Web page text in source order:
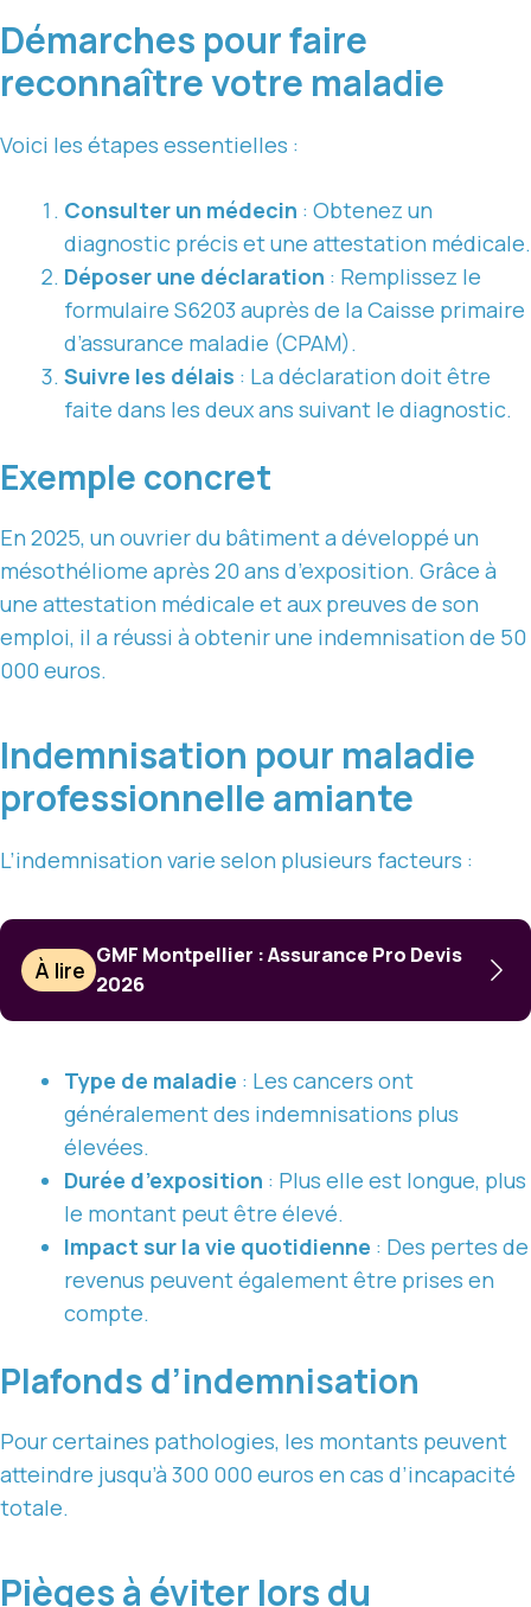
Démarches pour faire
reconnaître votre maladie
Voici les étapes essentielles :
Consulter un médecin : Obtenez un
diagnostic précis et une attestation médicale.
Déposer une déclaration : Remplissez le
formulaire S6203 auprès de la Caisse primaire
d’assurance maladie (CPAM).
Suivre les délais : La déclaration doit être
faite dans les deux ans suivant le diagnostic.
Exemple concret
En 2025, un ouvrier du bâtiment a développé un
mésothéliome après 20 ans d’exposition. Grâce à
une attestation médicale et aux preuves de son
emploi, il a réussi à obtenir une indemnisation de 50
000 euros.
Indemnisation pour maladie
professionnelle amiante
L’indemnisation varie selon plusieurs facteurs :
À lire
GMF Montpellier : Assurance Pro Devis
2026
Type de maladie : Les cancers ont
généralement des indemnisations plus
élevées.
Durée d’exposition : Plus elle est longue, plus
le montant peut être élevé.
Impact sur la vie quotidienne : Des pertes de
revenus peuvent également être prises en
compte.
Plafonds d’indemnisation
Pour certaines pathologies, les montants peuvent
atteindre jusqu’à 300 000 euros en cas d’incapacité
totale.
Pièges à éviter lors du